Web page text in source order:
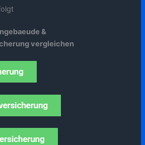
&
vergleichen